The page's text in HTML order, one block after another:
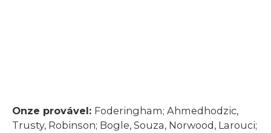
Onze provável: Foderingham; Ahmedhodzic,
Trusty, Robinson; Bogle, Souza, Norwood, Larouci;